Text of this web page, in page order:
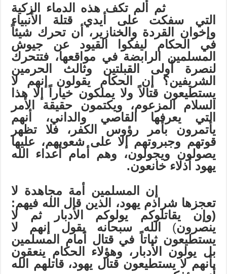
ثم ألم تكف هذه الدماء الزكية
التي سفكت على أيدي قتلة الأنبياء
وإخوان القردة والخنازير، أن تحرك شيئاً
في الحكام ليفكوا القيود عن جيوش
المسلمين الرابضة في مواقعها، فتتحرك
لنصرة أولى القبلتين وثالث الحرمين
الشريفين؟ إن الحكام يقولون إنهم لا
يستطيعون قتالاً ولا يملكون خياراً إلا هذا
السلام المزعوم، ويكتمون حقيقة الأمر
التي يعرفها القاصي والداني، أنهم
يأتمرون بأمر رؤوس الكفر، فلا تظهر
قوتهم وجبروتهم إلا على شعوبهم، عليها
يصولون ويجولون، وهم أمام أعداء الله
يهود أذلاء خانعون.
إن المسلمين أمة مجاهدة لا
تعجزها شراذم يهود، الذين قال الله فيهم:
(وإن يقاتلوكم يولوكم الأدبار ثم لا
ينصرون) الله سبحانه يقول إنهم لا
يستطيعون ثباتاً في قتال أمام المسلمين
بل يولون الأدبار، وهؤلاء الحكام ينعقون
بأنهم لا يستطيعون قتال يهود، قاتلهم الله